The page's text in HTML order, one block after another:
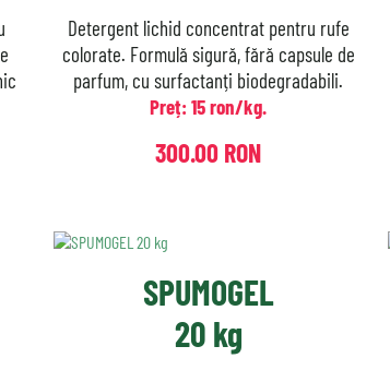
Detergent lichid concentrat pentru rufe
colorate. Formulă sigură, fără capsule de
parfum, cu surfactanți biodegradabili.
Preț: 15 ron/kg.
300.00 RON
SPUMOGEL
20 kg